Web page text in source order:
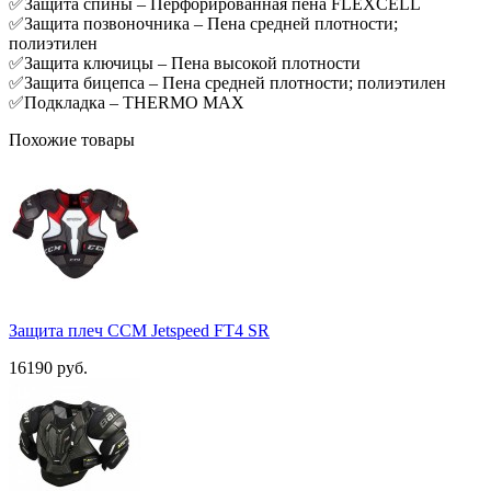
✅Защита позвоночника – Пена средней плотности;
полиэтилен
✅Защита ключицы – Пена высокой плотности
✅Защита бицепса – Пена средней плотности; полиэтилен
✅Подкладка – THERMO MAX
Похожие товары
Защита плеч ССМ Jetspeed FT4 SR
16190 руб.